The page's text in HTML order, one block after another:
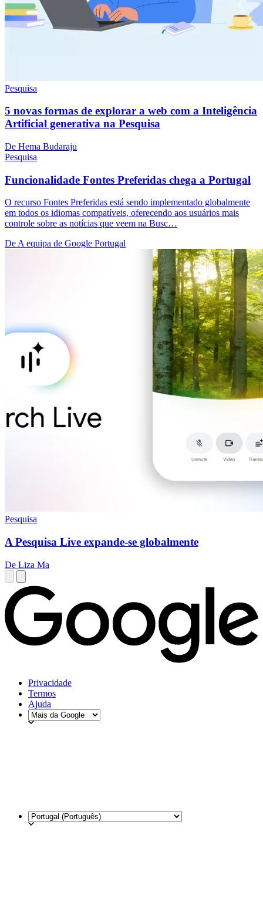
Pesquisa
5 novas formas de explorar a web com a Inteligência
Artificial generativa na Pesquisa
De Hema Budaraju
Pesquisa
Funcionalidade Fontes Preferidas chega a Portugal
O recurso Fontes Preferidas está sendo implementado globalmente
em todos os idiomas compatíveis, oferecendo aos usuários mais
controle sobre as notícias que veem na Busc…
De A equipa de Google Portugal
Pesquisa
A Pesquisa Live expande-se globalmente
De Liza Ma
Privacidade
Termos
Ajuda